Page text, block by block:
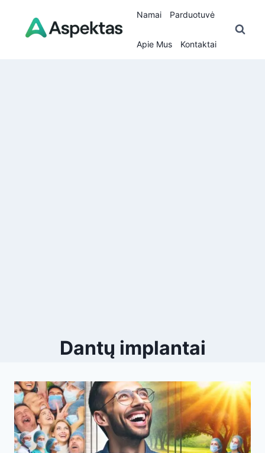
content
Namai Parduotuvė
Apie Mus Kontaktai
Dantų implantai